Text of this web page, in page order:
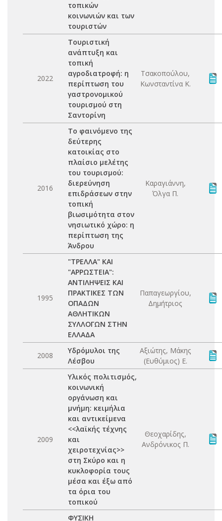
τοπικών
κοινωνιών και των
τουριστών
2022
Τουριστική
ανάπτυξη και
τοπική
αγροδιατροφή: η
περίπτωση του
γαστρονομικού
τουρισμού στη
Σαντορίνη
Τσακοπούλου,
Κωνσταντίνα Κ.
2016
Το φαινόμενο της
δεύτερης
κατοικίας στο
πλαίσιο μελέτης
του τουρισμού:
διερεύνηση
επιδράσεων στην
τοπική
βιωσιμότητα στον
νησιωτικό χώρο: η
περίπτωση της
Άνδρου
Καραγιάννη,
Όλγα Π.
1995
"ΤΡΕΛΛΑ" ΚΑΙ
"ΑΡΡΩΣΤΕΙΑ":
ΑΝΤΙΛΗΨΕΙΣ ΚΑΙ
ΠΡΑΚΤΙΚΕΣ ΤΩΝ
ΟΠΑΔΩΝ
ΑΘΛΗΤΙΚΩΝ
ΣΥΛΛΟΓΩΝ ΣΤΗΝ
ΕΛΛΑΔΑ
Παπαγεωργίου,
Δημήτριος
2008
Υδρόμυλοι της
Λέσβου
Αξιώτης, Μάκης
(Ευθύμιος) Ε.
2009
Υλικός πολιτισμός,
κοινωνική
οργάνωση και
μνήμη: κειμήλια
και αντικείμενα
<<λαϊκής τέχνης
και
χειροτεχνίας>>
στη Σκύρο και η
κυκλοφορία τους
μέσα και έξω από
τα όρια του
τοπικού
Θεοχαρίδης,
Ανδρόνικος Π.
ΦΥΣΙΚΗ